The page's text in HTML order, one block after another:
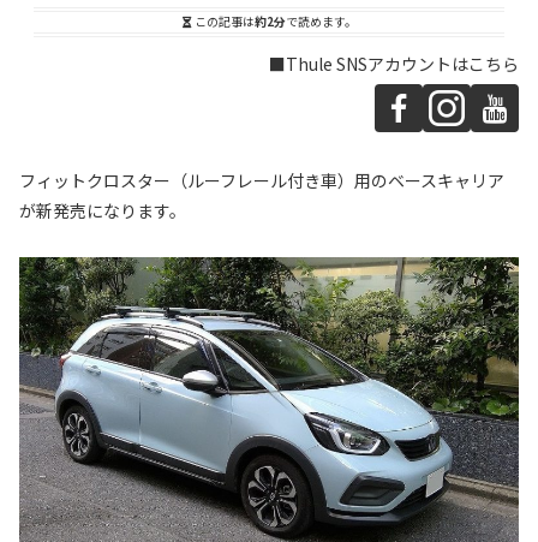
この記事は約2分で読めます。
■Thule SNSアカウントはこちら
フィットクロスター（ルーフレール付き車）用のベースキャリア
が新発売になります。